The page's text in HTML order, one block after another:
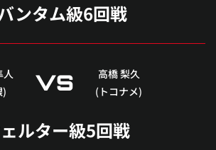
ンタム級6回戦
人
)
VS
高橋 梨久
(トコナメ)
ルター級5回戦